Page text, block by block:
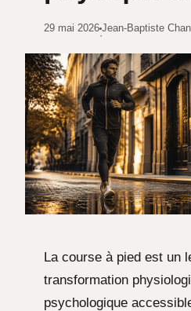
29 mai 2026
·
Jean-Baptiste
La course à pied est un
transformation
psychologique